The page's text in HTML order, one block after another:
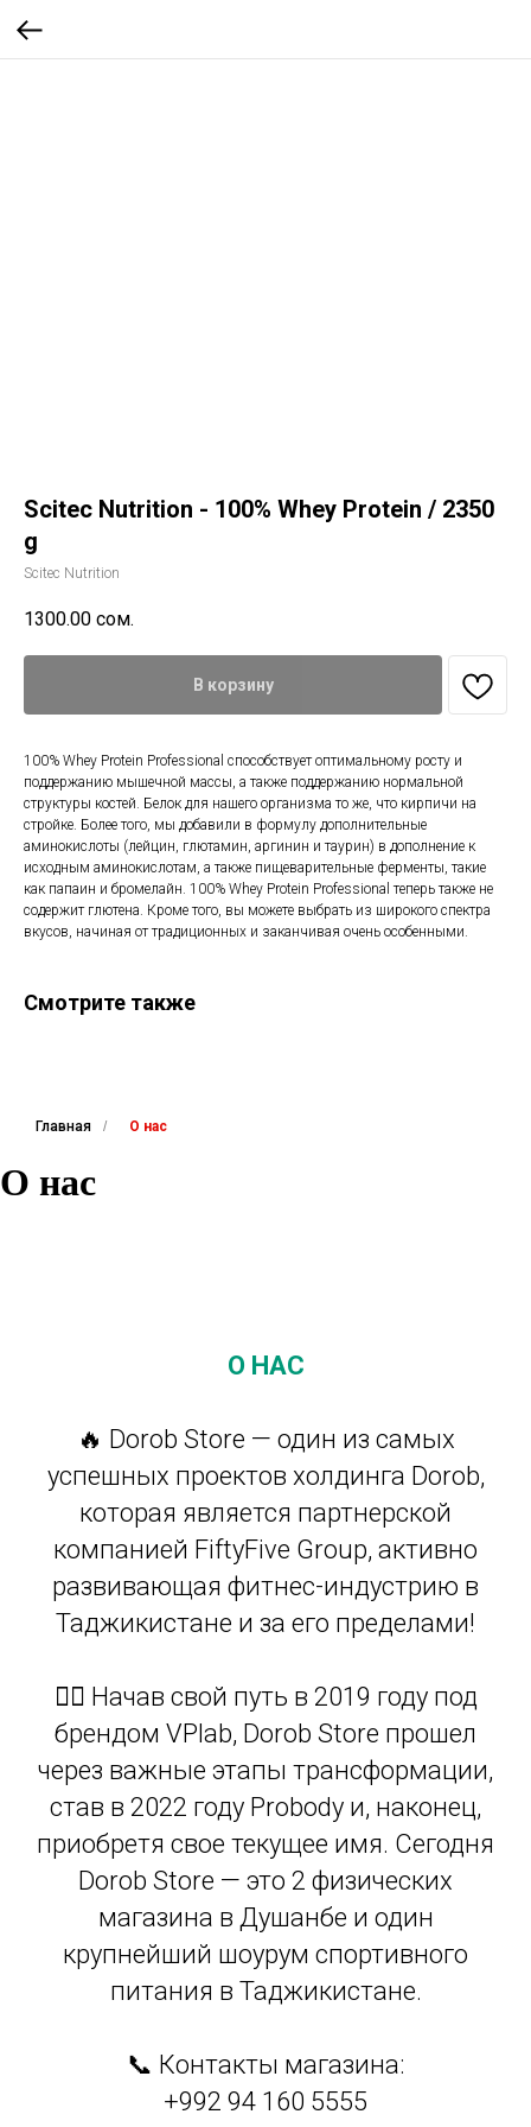
Scitec Nutrition - 100% Whey Protein / 2350
g
Scitec Nutrition
1300.00 сом.
В корзину
100% Whey Protein Professional способствует оптимальному росту и
поддержанию мышечной массы, а также поддержанию нормальной
структуры костей. Белок для нашего организма то же, что кирпичи на
стройке. Более того, мы добавили в формулу дополнительные
аминокислоты (лейцин, глютамин, аргинин и таурин) в дополнение к
исходным аминокислотам, а также пищеварительные ферменты, такие
как папаин и бромелайн. 100% Whey Protein Professional теперь также не
содержит глютена. Кроме того, вы можете выбрать из широкого спектра
вкусов, начиная от традиционных и заканчивая очень особенными.
Смотрите также
Главная / О нас
О нас
О НАС
🔥 Dorob Store — один из самых
успешных проектов холдинга Dorob,
которая является партнерской
компанией FiftyFive Group, активно
развивающая фитнес-индустрию в
Таджикистане и за его пределами!
🏋️‍♂️ Начав свой путь в 2019 году под
брендом VPlab, Dorob Store прошел
через важные этапы трансформации,
став в 2022 году Probody и, наконец,
приобретя свое текущее имя. Сегодня
Dorob Store — это 2 физических
магазина в Душанбе и один
крупнейший шоурум спортивного
питания в Таджикистане.
📞 Контакты магазина:
+992 94 160 5555